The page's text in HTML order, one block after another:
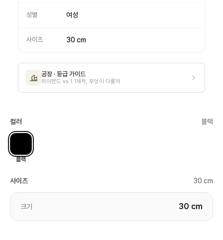
성별 여성
사이즈 30 cm
공장 · 등급 가이드
하이엔드 vs 1:1제작, 무엇이 다를까
컬러 블랙
블랙
사이즈 30 cm
크기 30 cm